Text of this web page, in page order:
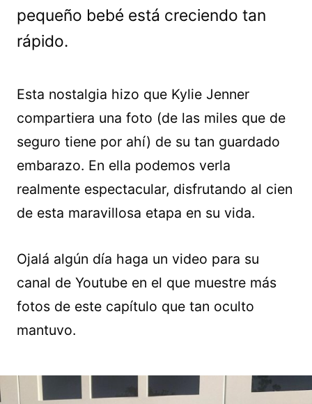
pequeño bebé está creciendo tan
rápido.
Esta nostalgia hizo que Kylie Jenner
compartiera una foto (de las miles que de
seguro tiene por ahí) de su tan guardado
embarazo. En ella podemos verla
realmente espectacular, disfrutando al cien
de esta maravillosa etapa en su vida.
Ojalá algún día haga un video para su
canal de Youtube en el que muestre más
fotos de este capítulo que tan oculto
mantuvo.